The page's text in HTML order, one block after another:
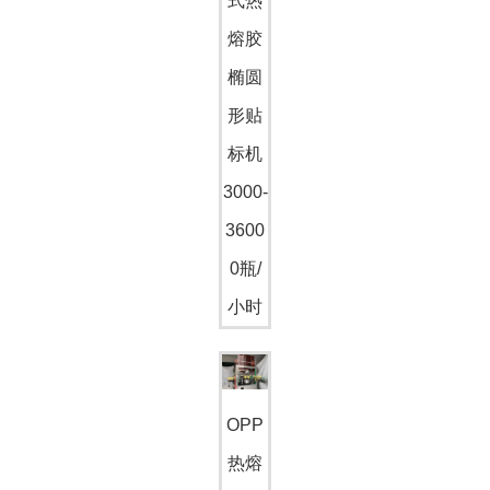
熔胶
椭圆
形贴
标机
3000-
3600
0瓶/
小时
OPP
热熔